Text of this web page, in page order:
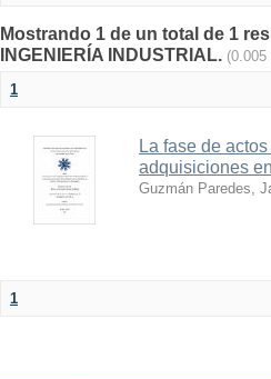
Mostrando 1 de un total de 1
INGENIERÍA INDUSTRIAL. (0.005
1
La fase de
adquisiciones
Guzmán Paredes,
1